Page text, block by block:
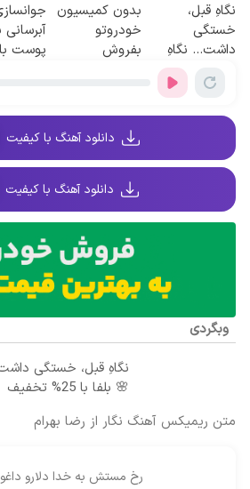
نگاهِ قبل،
خستگی
داشت... نگاهِ
بعد، انرژی داره
🌸 بلفا با 25%
بدون کمیسیون
خودروتو
بفروش
آبرسانی
پوست با
دانلود آهنگ با کیفیت
دانلود آهنگ با کیفیت
وبگردی
نگاهِ قبل، خستگی
🌸 بلفا با 25% تخفیف
متن ریمیکس آهنگ نگار از رضا بهرام
رخ مستش به خدا دلارو